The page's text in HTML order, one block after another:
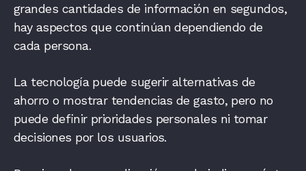
grandes cantidades de información en segundos,
hay aspectos que continúan dependiendo de
cada persona.
La tecnología puede sugerir alternativas de
ahorro o mostrar tendencias de gasto, pero no
puede definir prioridades personales ni tomar
decisiones por los usuarios.